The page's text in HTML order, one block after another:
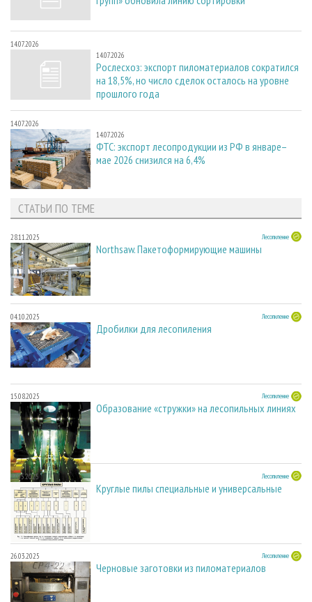
14.07.2026
14.07.2026
Рослесхоз: экспорт пиломатериалов сократился
на 18,5%, но число сделок осталось на уровне
прошлого года
14.07.2026
14.07.2026
ФТС: экспорт лесопродукции из РФ в январе–
мае 2026 снизился на 6,4%
СТАТЬИ ПО ТЕМЕ
28.11.2025 Лесопиление
Northsaw. Пакетоформирующие машины
04.10.2025 Лесопиление
Дробилки для лесопиления
15.08.2025 Лесопиление
Образование «стружки» на лесопильных линиях
27.05.2025 Лесопиление
Круглые пилы специальные и универсальные
26.03.2025 Лесопиление
Черновые заготовки из пиломатериалов